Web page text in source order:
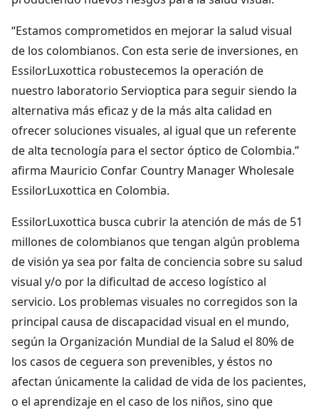
“Estamos comprometidos en mejorar la salud visual
de los colombianos. Con esta serie de inversiones, en
EssilorLuxottica robustecemos la operación de
nuestro laboratorio Servioptica para seguir siendo la
alternativa más eficaz y de la más alta calidad en
ofrecer soluciones visuales, al igual que un referente
de alta tecnología para el sector óptico de Colombia.”
afirma Mauricio Confar Country Manager Wholesale
EssilorLuxottica en Colombia.
EssilorLuxottica busca cubrir la atención de más de 51
millones de colombianos que tengan algún problema
de visión ya sea por falta de conciencia sobre su salud
visual y/o por la dificultad de acceso logístico al
servicio. Los problemas visuales no corregidos son la
principal causa de discapacidad visual en el mundo,
según la Organización Mundial de la Salud el 80% de
los casos de ceguera son prevenibles, y éstos no
afectan únicamente la calidad de vida de los pacientes,
o el aprendizaje en el caso de los niños, sino que